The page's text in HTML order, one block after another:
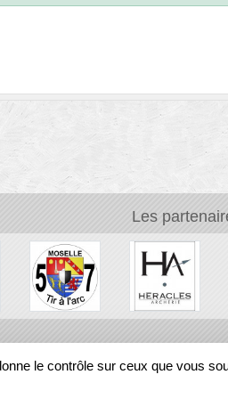
Les
le contrôle sur ceux que vous